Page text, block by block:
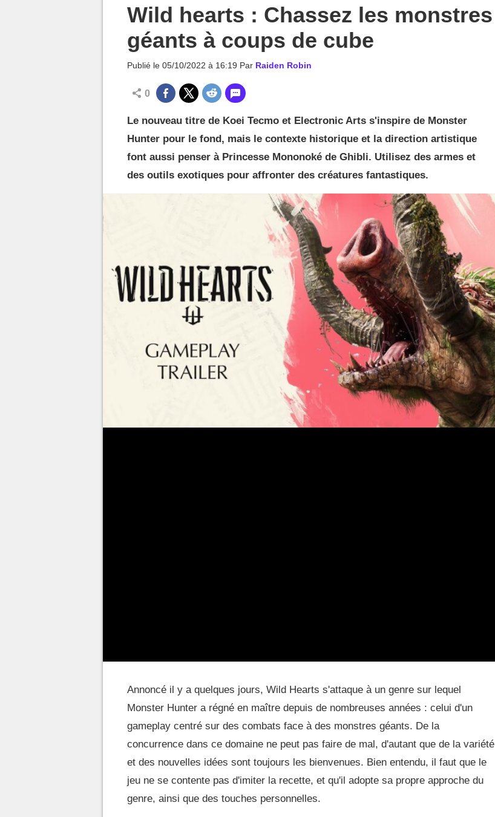
Wild hearts : Chassez les monstres
géants à coups de cube
Publié le 05/10/2022 à 16:19 Par Raiden Robin
0
Le nouveau titre de Koei Tecmo et Electronic Arts s'inspire de Monster
Hunter pour le fond, mais le contexte historique et la direction artistique
font aussi penser à Princesse Mononoké de Ghibli. Utilisez des armes et
des outils exotiques pour affronter des créatures fantastiques.
Annoncé il y a quelques jours, Wild Hearts s'attaque à un genre sur lequel
Monster Hunter a régné en maître depuis de nombreuses années : celui d'un
gameplay centré sur des combats face à des monstres géants. De la
concurrence dans ce domaine ne peut pas faire de mal, d'autant que de la variété
et des nouvelles idées sont toujours les bienvenues. Bien entendu, il faut que le
jeu ne se contente pas d'imiter la recette, et qu'il adopte sa propre approche du
genre, ainsi que des touches personnelles.